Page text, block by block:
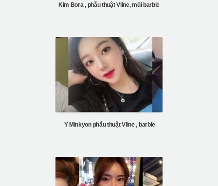
Kim Bora , phẫu thuật Vline, mũi barbie
Y Minkyon phẫu thuật Vline , barbie